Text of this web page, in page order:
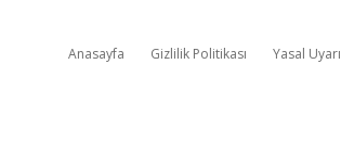
Anasayfa Gizlilik Politikası Yasal Uyarı